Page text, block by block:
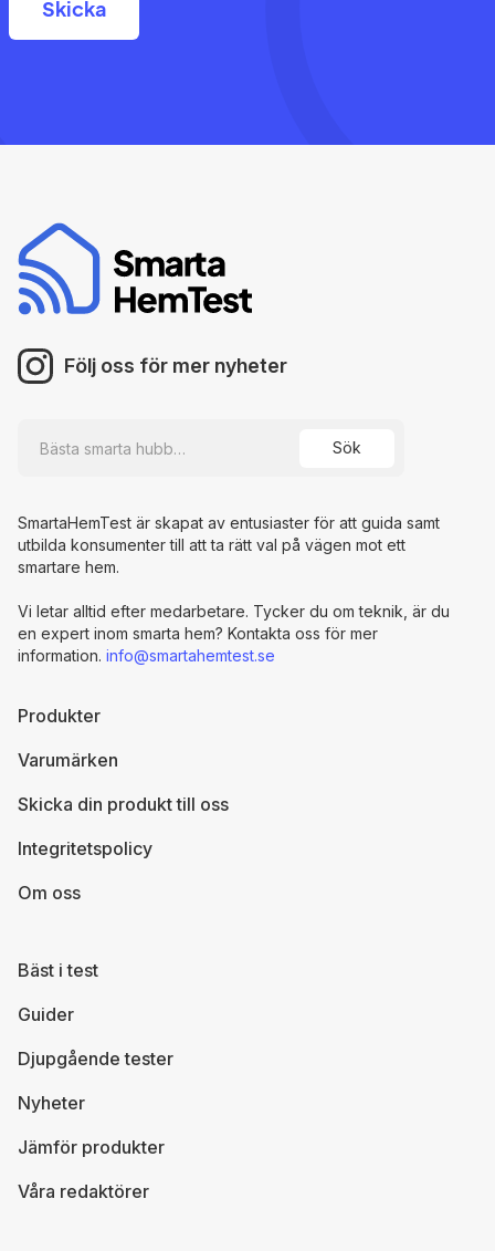
Bäst i test
Guider
Djupgående tester
Nyheter
Jämför produkter
Våra redaktörer
Produkter
Varumärken
Skicka din produkt till oss
Integritetspolicy
Om oss
Följ oss för mer nyheter
SmartaHemTest är skapat av entusiaster för att guida samt
utbilda konsumenter till att ta rätt val på vägen mot ett
smartare hem.
Vi letar alltid efter medarbetare. Tycker du om teknik, är du
en expert inom smarta hem? Kontakta oss för mer
information. info@smartahemtest.se